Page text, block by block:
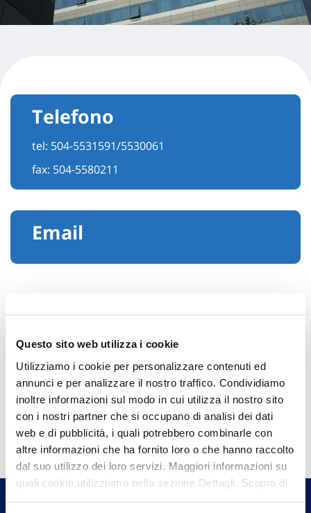
Questo sito web utilizza i cookie
Utilizziamo i cookie per personalizzare contenuti ed
annunci e per analizzare il nostro traffico. Condividiamo
inoltre informazioni sul modo in cui utilizza il nostro sito
con i nostri partner che si occupano di analisi dei dati
web e di pubblicità, i quali potrebbero combinarle con
altre informazioni che ha fornito loro o che hanno raccolto
dal suo utilizzo dei loro servizi. Maggiori informazioni su
quali cookie utilizziamo nella sezione Dettagli. Scopra di
più su chi siamo, come può contattarci e come trattiamo i
Telefono
tel: 504-5531591/5530061
fax: 504-5580211
Email
Hai bisogno di
informazioni?
Trova l'Agenzia più vicina a te e parla con
un nostro Agente.